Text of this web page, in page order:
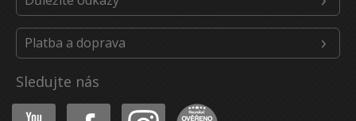
Platba a doprava
Sledujte nás
Youtube Facebook Instagram Heureka